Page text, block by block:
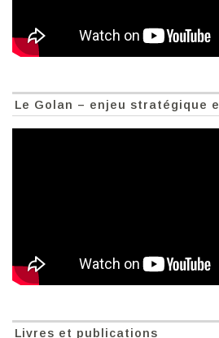
Le Golan – enjeu stratégique
Livres et publications